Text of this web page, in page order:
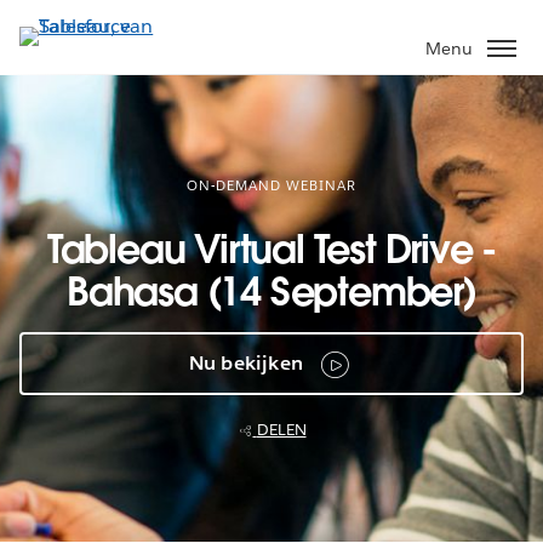
Verder
naar
hoofdinhoud
Menu
ON-DEMAND WEBINAR
Tableau Virtual Test Drive -
Bahasa (14 September)
Nu bekijken
DELEN